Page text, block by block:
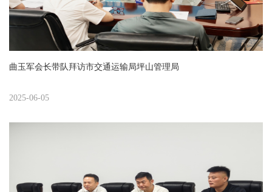
曲玉军会长带队拜访市交通运输局坪山管理局
2025-06-05